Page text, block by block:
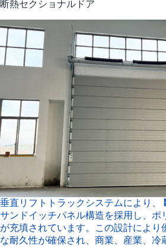
断熱セクショナルドア
垂直リフトトラックシステムにより、
サンドイッチパネル構造を採用し、ポ
が充填されています。この設計により
な耐久性が確保され、商業、産業、冷